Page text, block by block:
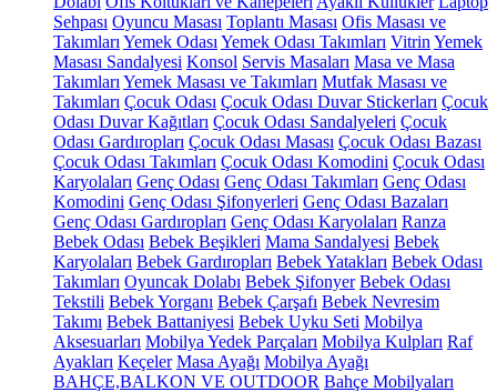
Sehpası Oyuncu Masası Toplantı Masası Ofis Masası ve
Takımları Yemek Odası Yemek Odası Takımları Vitrin Yemek
Masası Sandalyesi Konsol Servis Masaları Masa ve Masa
Takımları Yemek Masası ve Takımları Mutfak Masası ve
Takımları Çocuk Odası Çocuk Odası Duvar Stickerları Çocuk
Odası Duvar Kağıtları Çocuk Odası Sandalyeleri Çocuk
Odası Gardıropları Çocuk Odası Masası Çocuk Odası Bazası
Çocuk Odası Takımları Çocuk Odası Komodini Çocuk Odası
Karyolaları Genç Odası Genç Odası Takımları Genç Odası
Komodini Genç Odası Şifonyerleri Genç Odası Bazaları
Genç Odası Gardıropları Genç Odası Karyolaları Ranza
Bebek Odası Bebek Beşikleri Mama Sandalyesi Bebek
Karyolaları Bebek Gardıropları Bebek Yatakları Bebek Odası
Takımları Oyuncak Dolabı Bebek Şifonyer Bebek Odası
Tekstili Bebek Yorganı Bebek Çarşafı Bebek Nevresim
Takımı Bebek Battaniyesi Bebek Uyku Seti Mobilya
Aksesuarları Mobilya Yedek Parçaları Mobilya Kulpları Raf
Ayakları Keçeler Masa Ayağı Mobilya Ayağı
BAHÇE,BALKON VE OUTDOOR Bahçe Mobilyaları